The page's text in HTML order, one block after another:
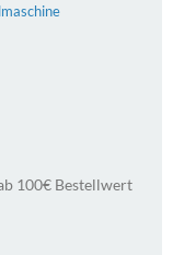
100€ Bestellwert